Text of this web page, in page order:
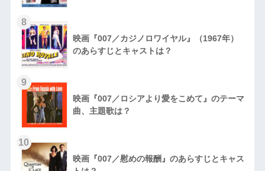
8
映画『007／カジノロワイヤル』（1967年）
のあらすじとキャストは？
9
映画『007／ロシアより愛をこめて』のテーマ
曲、主題歌は？
10
映画『007／慰めの報酬』のあらすじとキャス